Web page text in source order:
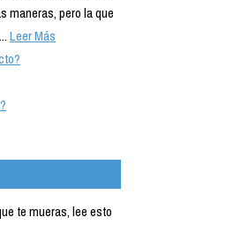
maneras, pero la que
Leer Más
te mueras, lee esto